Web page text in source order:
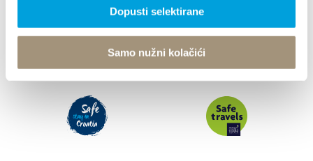
Dopusti selektirane
Samo nužni kolačići
Design by:Signed Design